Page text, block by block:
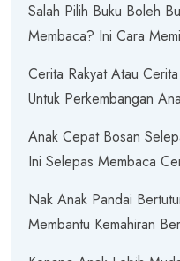
Salah Pilih Buku Boleh
Membaca? Ini Cara
Cerita Rakyat Atau
Untuk Perkembangan
Anak Cepat Bosan
Ini Selepas Membaca
Nak Anak Pandai
Membantu Kemahiran